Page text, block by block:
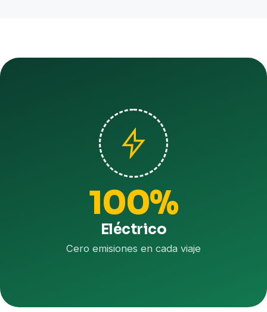
100%
Eléctrico
Cero emisiones en cada viaje